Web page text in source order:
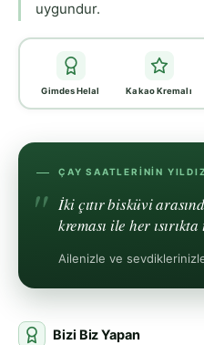
uygundur.
Gimdes Helal Kakao Kremalı
ÇAY SAATLERININ
İki çıtır bisküvi
kreması ile her
Ailenizle ve
Bizi Biz Yapan